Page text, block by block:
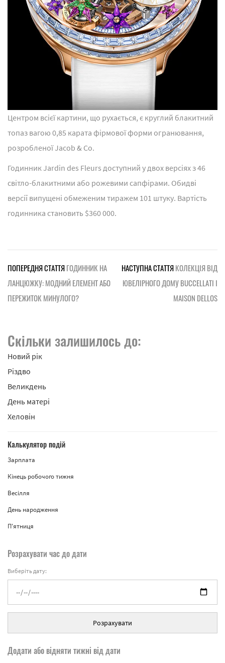
Центром всієї картини, що рухається, є круглий блакитний
топаз вагою 0,85 карата фірмової форми огранювання,
розробленої Jacob & Co.
Годинник Jardin des Fleurs доступний у двох версіях з 46
світло-блакитними або рожевими сапфірами. Обидві
версії випущені обмеженим тиражем 101 штуку. Вартість
годинника становить $360 000.
ПОПЕРЕДНЯ СТАТТЯГОДИННИК НА
ЛАНЦЮЖКУ: МОДНИЙ ЕЛЕМЕНТ АБО
ПЕРЕЖИТОК МИНУЛОГО?
НАСТУПНА СТАТТЯКОЛЕКЦІЯ ВІД
ЮВЕЛІРНОГО ДОМУ BUCCELLATI І
MAISON DELLOS
Скільки залишилось до:
Новий рік
Різдво
Великдень
День матері
Хеловін
Калькулятор подій
Зарплата
Кінець робочого тижня
Весілля
День народження
П'ятниця
Розрахувати час до дати
Виберіть дату:
Розрахувати
Додати або відняти тижні від дати